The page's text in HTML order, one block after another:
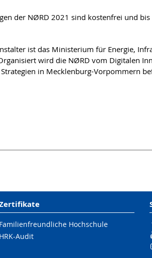
der NØRD 2021 sind kostenfrei und
ist das Ministerium für Energie,
wird die NØRD vom Digitalen
in Mecklenburg-Vorpommern
Familienfreundliche Hochschule
HRK-Audit